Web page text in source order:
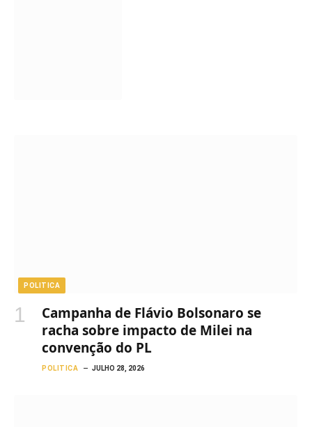
POLITICA
Campanha de Flávio Bolsonaro se
racha sobre impacto de Milei na
convenção do PL
POLITICA JULHO 28, 2026